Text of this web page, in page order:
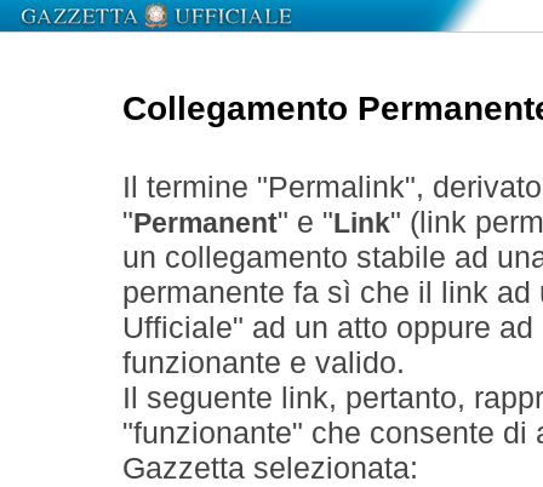
Collegamento
Il termine "Permalink",
" Permanent" e " Link" (link
un collegamento stabile ad
permanente fa sì che il link
Ufficiale" ad un atto oppure
funzionante e valido.
Il seguente link, pertanto,
"funzionante" che consente
Gazzetta selezionata: